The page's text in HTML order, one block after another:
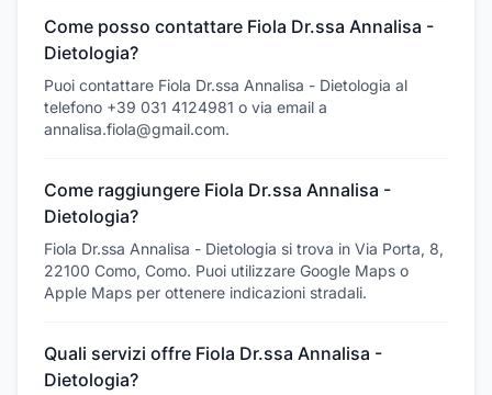
Come posso contattare Fiola Dr.ssa Annalisa -
Dietologia?
Puoi contattare Fiola Dr.ssa Annalisa - Dietologia al
telefono +39 031 4124981 o via email a
annalisa.fiola@gmail.com.
Come raggiungere Fiola Dr.ssa Annalisa -
Dietologia?
Fiola Dr.ssa Annalisa - Dietologia si trova in Via Porta, 8,
22100 Como, Como. Puoi utilizzare Google Maps o
Apple Maps per ottenere indicazioni stradali.
Quali servizi offre Fiola Dr.ssa Annalisa -
Dietologia?